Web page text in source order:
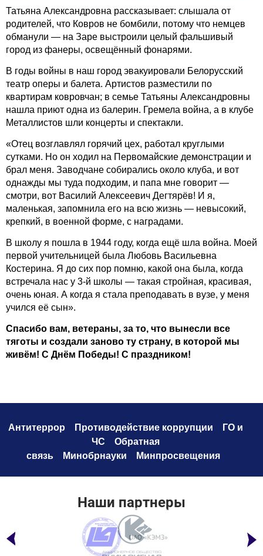
Татьяна Александровна рассказывает: слышала от
родителей, что Ковров не бомбили, потому что немцев
обманули — на Заре выстроили целый фальшивый
город из фанеры, освещённый фонарями.
В годы войны в наш город эвакуировали Белорусский
театр оперы и балета. Артистов разместили по
квартирам ковровчан; в семье Татьяны Александровны
нашла приют одна из балерин. Гремела война, а в клубе
Металлистов шли концерты и спектакли.
«Отец возглавлял горячий цех, работал круглыми
сутками. Но он ходил на Первомайские демонстрации и
брал меня. Заводчане собирались около клуба, и вот
однажды мы туда подходим, и папа мне говорит —
смотри, вот Василий Алексеевич Дегтярёв! И я,
маленькая, запомнила его на всю жизнь — невысокий,
крепкий, в военной форме, с наградами.
В школу я пошла в 1944 году, когда ещё шла война. Моей
первой учительницей была Любовь Васильевна
Костерина. Я до сих пор помню, какой она была, когда
встречала нас у 3-й школы — такая стройная, красивая,
очень юная. А когда я стала преподавать в вузе, у меня
учился её сын».
Спасибо вам, ветераны, за то, что вынесли все
тяготы и создали заново ту страну, в которой мы
живём! С Днём Победы! С праздником!
Антитеррор Противодействие коррупции
ГО и
ЧС
Обратная
связь
Минобрнауки Минпросвещения
Наши партнеры